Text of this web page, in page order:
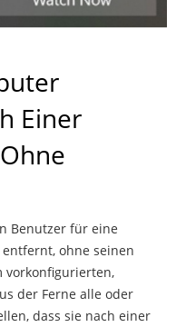
Einer
Benutzer für eine
ohne seinen
vorkonfigurierten,
der Ferne alle oder
dass sie nach einer